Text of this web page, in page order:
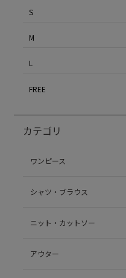
S
M
L
FREE
カテゴリ
ワンピース
シャツ・ブラウス
ニット・カットソー
アウター